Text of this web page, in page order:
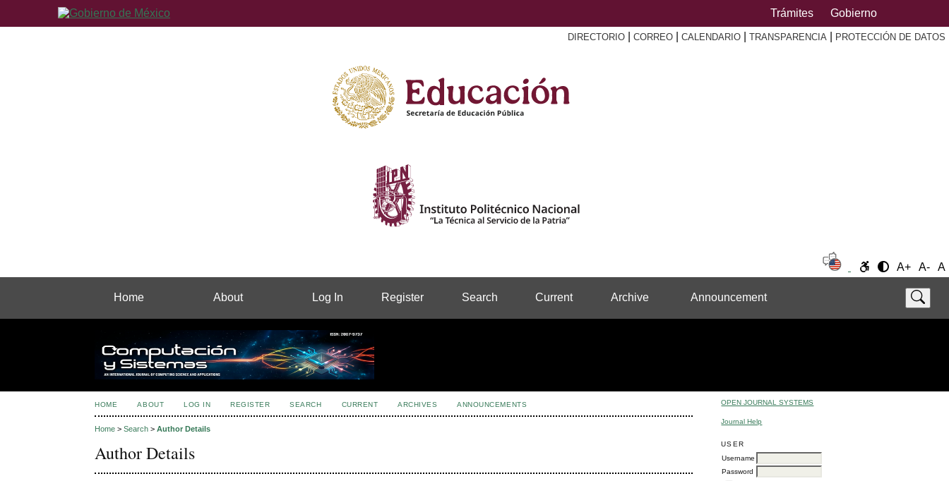
Trámites Gobierno
DIRECTORIO CORREO CALENDARIO TRANSPARENCIA PROTECCIÓN DE DATOS
A+ A- A
Home About Log In Register Search Current Archive Announcement
OPEN JOURNAL SYSTEMS
Journal Help
USER
Username
Password
HOME ABOUT LOG IN REGISTER SEARCH CURRENT ARCHIVES ANNOUNCEMENTS
Home >Search >Author Details
Author Details